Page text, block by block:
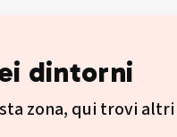
dintorni
zona, qui trovi